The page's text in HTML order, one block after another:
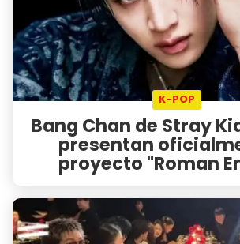
K-POP
Bang Chan de Stray
presentan
proyecto "Roman